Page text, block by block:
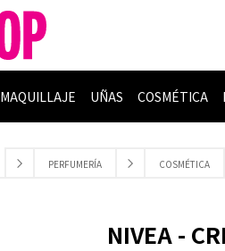
MAQUILLAJE UÑAS COSMÉTICA
PERFUMERÍA COSMÉTICA
NIVEA -